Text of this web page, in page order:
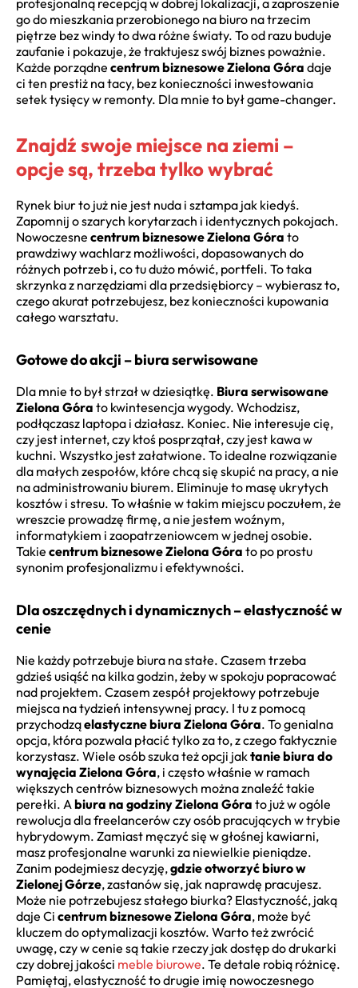
go do mieszkania przerobionego na biuro na trzecim
piętrze bez windy to dwa różne światy. To od razu buduje
zaufanie i pokazuje, że traktujesz swój biznes poważnie.
Każde porządne centrum biznesowe Zielona Góra daje
ci ten prestiż na tacy, bez konieczności inwestowania
setek tysięcy w remonty. Dla mnie to był game-changer.
Znajdź swoje miejsce na ziemi –
opcje są, trzeba tylko wybrać
Rynek biur to już nie jest nuda i sztampa jak kiedyś.
Zapomnij o szarych korytarzach i identycznych pokojach.
Nowoczesne centrum biznesowe Zielona Góra to
prawdziwy wachlarz możliwości, dopasowanych do
różnych potrzeb i, co tu dużo mówić, portfeli. To taka
skrzynka z narzędziami dla przedsiębiorcy – wybierasz to,
czego akurat potrzebujesz, bez konieczności kupowania
całego warsztatu.
Gotowe do akcji – biura serwisowane
Dla mnie to był strzał w dziesiątkę. Biura serwisowane
Zielona Góra to kwintesencja wygody. Wchodzisz,
podłączasz laptopa i działasz. Koniec. Nie interesuje cię,
czy jest internet, czy ktoś posprzątał, czy jest kawa w
kuchni. Wszystko jest załatwione. To idealne rozwiązanie
dla małych zespołów, które chcą się skupić na pracy, a nie
na administrowaniu biurem. Eliminuje to masę ukrytych
kosztów i stresu. To właśnie w takim miejscu poczułem, że
wreszcie prowadzę firmę, a nie jestem woźnym,
informatykiem i zaopatrzeniowcem w jednej osobie.
Takie centrum biznesowe Zielona Góra to po prostu
synonim profesjonalizmu i efektywności.
Dla oszczędnych i dynamicznych – elastyczność w
cenie
Nie każdy potrzebuje biura na stałe. Czasem trzeba
gdzieś usiąść na kilka godzin, żeby w spokoju popracować
nad projektem. Czasem zespół projektowy potrzebuje
miejsca na tydzień intensywnej pracy. I tu z pomocą
przychodząelastyczne biura Zielona Góra. To genialna
opcja, która pozwala płacić tylko za to, z czego faktycznie
korzystasz. Wiele osób szuka też opcji jaktanie biura do
wynajęcia Zielona Góra, i często właśnie w ramach
większych centrów biznesowych można znaleźć takie
perełki. A biura na godziny Zielona Góra to już w ogóle
rewolucja dla freelancerów czy osób pracujących w trybie
hybrydowym. Zamiast męczyć się w głośnej kawiarni,
masz profesjonalne warunki za niewielkie pieniądze.
Zanim podejmiesz decyzję,gdzie otworzyć biuro w
Zielonej Górze, zastanów się, jak naprawdę pracujesz.
Może nie potrzebujesz stałego biurka? Elastyczność, jaką
daje Ci centrum biznesowe Zielona Góra, może być
kluczem do optymalizacji kosztów. Warto też zwrócić
uwagę, czy w cenie są takie rzeczy jak dostęp do drukarki
czy dobrej jakości meble biurowe. Te detale robią różnicę.
Pamiętaj, elastyczność to drugie imię nowoczesnego